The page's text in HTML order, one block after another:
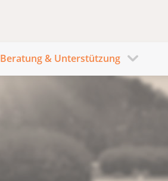
Beratung & Unterstützung